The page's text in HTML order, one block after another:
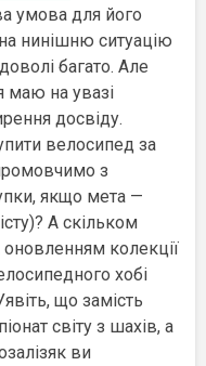
умова для його
нинішню ситуацію
багато. Але
маю на увазі
досвіду.
велосипед за
з
якщо мета —
А скільком
оновленням колекції
хобі
що замість
світу з шахів, а
ви